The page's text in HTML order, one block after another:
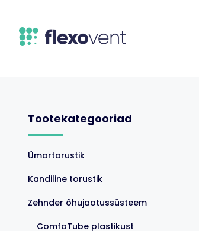
content
Tootekategooriad
Ümartorustik
Kandiline torustik
Zehnder õhujaotussüsteem
ComfoTube plastikust